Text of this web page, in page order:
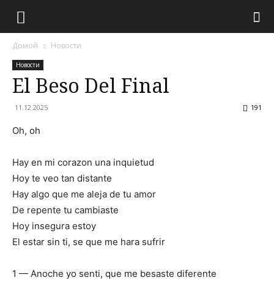
Домой Новости
Новости
El Beso Del Final
11.12.2025 191
Oh, oh
Hay en mi corazon una inquietud
Hoy te veo tan distante
Hay algo que me aleja de tu amor
De repente tu cambiaste
Hoy insegura estoy
El estar sin ti, se que me hara sufrir
1 — Anoche yo senti, que me besaste diferente